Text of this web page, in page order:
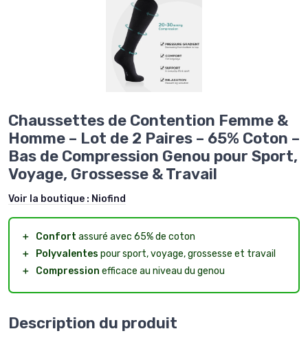
Chaussettes de Contention Femme &
Homme – Lot de 2 Paires – 65% Coton –
Bas de Compression Genou pour Sport,
Voyage, Grossesse & Travail
Voir la boutique : Niofind
＋ Confort assuré avec 65% de coton
＋
Polyvalentes pour sport, voyage, grossesse et travail
＋
Compression efficace au niveau du genou
Description du produit